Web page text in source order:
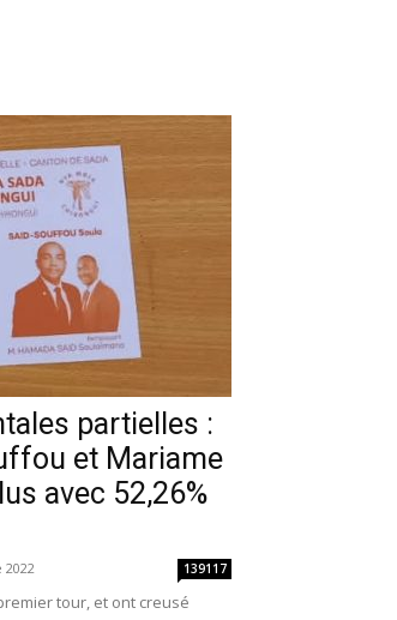
partielles :
et Mariame
avec 52,26%
2022 139117
tour, et ont creusé